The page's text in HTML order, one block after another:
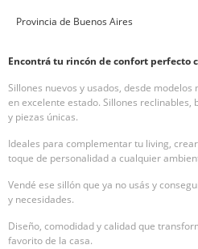
Provincia de Buenos Aires
Encontrá tu rincón de confort perfecto
Sillones nuevos y usados, desde
en excelente estado. Sillones reclinables,
y piezas únicas.
Ideales para complementar tu living,
toque de personalidad a cualquier
Vendé ese sillón que ya no usás y
y necesidades.
Diseño, comodidad y calidad que
favorito de la casa.